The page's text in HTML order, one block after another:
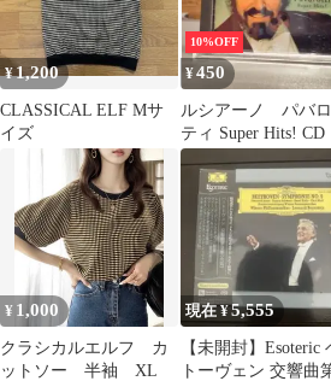
¥1,200
CLASSICAL ELF Mサ
イズ
10%OFF
¥450
ルシアーノ パバ
ティ Super Hits! CD
¥ 1,000
クラシカルエルフ カ
ットソー 半袖 XL
現在 ¥5,555
【未開封】Esoteric
トーヴェン 交響曲